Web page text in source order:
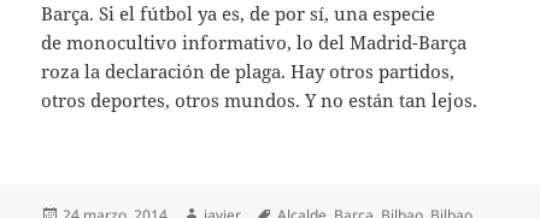
Barça. Si el fútbol ya es, de por sí, una especie
de monocultivo informativo, lo del Madrid-Barça
roza la declaración de plaga. Hay otros partidos,
otros deportes, otros mundos. Y no están tan lejos.